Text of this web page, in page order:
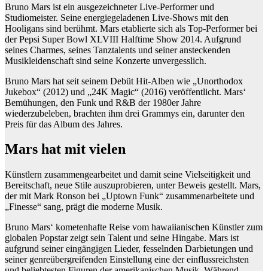
Bruno Mars ist ein ausgezeichneter Live-Performer und
Studiomeister. Seine energiegeladenen Live-Shows mit den
Hooligans sind berühmt. Mars etablierte sich als Top-Performer bei
der Pepsi Super Bowl XLVIII Halftime Show 2014. Aufgrund
seines Charmes, seines Tanztalents und seiner ansteckenden
Musikleidenschaft sind seine Konzerte unvergesslich.
Bruno Mars hat seit seinem Debüt Hit-Alben wie „Unorthodox
Jukebox“ (2012) und „24K Magic“ (2016) veröffentlicht. Mars‘
Bemühungen, den Funk und R&B der 1980er Jahre
wiederzubeleben, brachten ihm drei Grammys ein, darunter den
Preis für das Album des Jahres.
Mars hat mit vielen
Künstlern zusammengearbeitet und damit seine Vielseitigkeit und
Bereitschaft, neue Stile auszuprobieren, unter Beweis gestellt. Mars,
der mit Mark Ronson bei „Uptown Funk“ zusammenarbeitete und
„Finesse“ sang, prägt die moderne Musik.
Bruno Mars‘ kometenhafte Reise vom hawaiianischen Künstler zum
globalen Popstar zeigt sein Talent und seine Hingabe. Mars ist
aufgrund seiner eingängigen Lieder, fesselnden Darbietungen und
seiner genreübergreifenden Einstellung eine der einflussreichsten